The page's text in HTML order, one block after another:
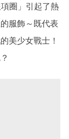
圈」引起了熱
服飾～既代表
美少女戰士！